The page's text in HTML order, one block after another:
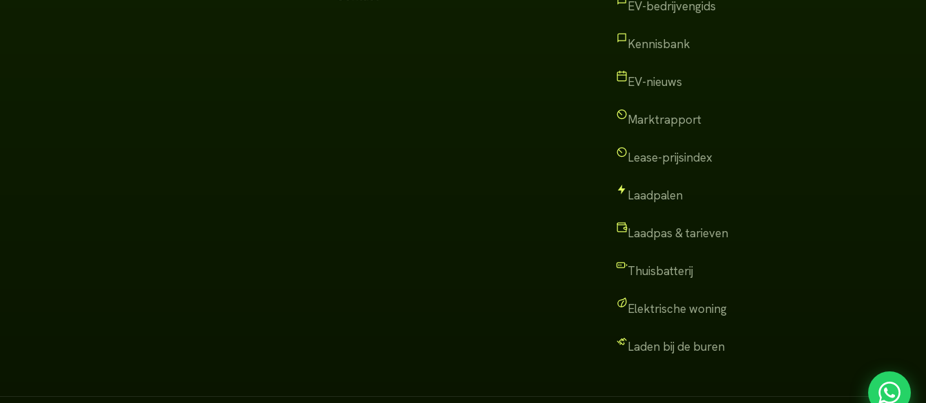
EV-bedrijvengids
Kennisbank
EV-nieuws
Marktrapport
Lease-prijsindex
Laadpalen
Laadpas & tarieven
Thuisbatterij
Elektrische woning
Laden bij de buren